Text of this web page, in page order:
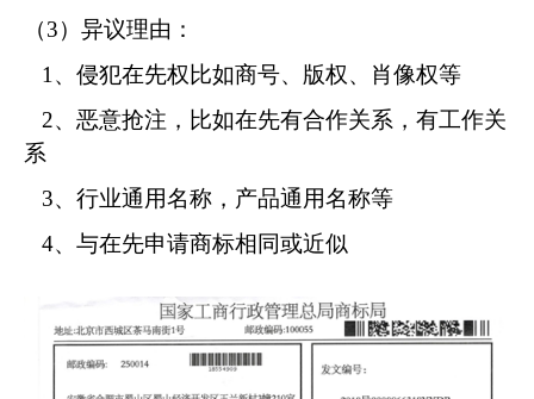
（3）异议理由：
1、侵犯在先权比如商号、版权、肖像权等
2、恶意抢注，比如在先有合作关系，有工作关
系
3、行业通用名称，产品通用名称等
4、与在先申请商标相同或近似